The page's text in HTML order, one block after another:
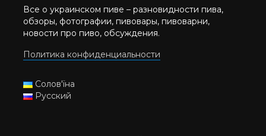
Все о украинском пиве – разновидности пива,
обзоры, фотографии, пивовары, пивоварни,
новости про пиво, обсуждения.
Политика конфиденциальности
Солов'їна
Русский